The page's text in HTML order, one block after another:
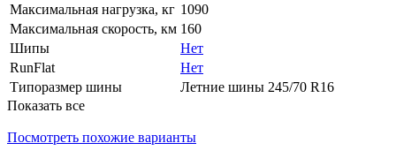
Максимальная нагрузка, кг 1090
Максимальная скорость, км 160
Шипы
Нет
RunFlat
Нет
Типоразмер шины
Летние шины 245/70 R16
Показать все
Посмотреть похожие варианты